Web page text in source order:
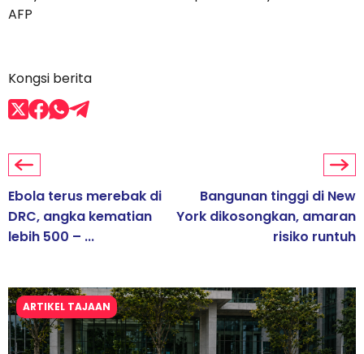
AFP
Kongsi berita
Ebola terus merebak di
DRC, angka kematian
lebih 500 – ...
Bangunan tinggi di New
York dikosongkan, amaran
risiko runtuh
ARTIKEL TAJAAN